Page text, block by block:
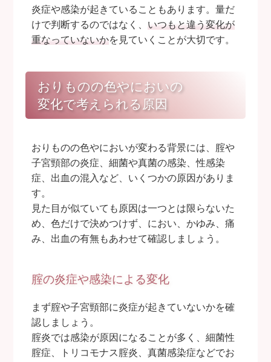
炎症や感染が起きていることもあります。量だ
けで判断するのではなく、 いつもと違う変化が
重なっていないかを見ていくことが大切です。
おりものの色やにおいの
変化で考えられる原因
おりものの色やにおいが変わる背景には、腟や
子宮頸部の炎症、細菌や真菌の感染、性感染
症、出血の混入など、いくつかの原因がありま
す。
見た目が似ていても原因は一つとは限らないた
め、色だけで決めつけず、におい、かゆみ、痛
み、出血の有無もあわせて確認しましょう。
腟の炎症や感染による変化
まず腟や子宮頸部に炎症が起きていないかを確
認しましょう。
腟炎では感染が原因になることが多く、細菌性
腟症、トリコモナス腟炎、真菌感染症などでお